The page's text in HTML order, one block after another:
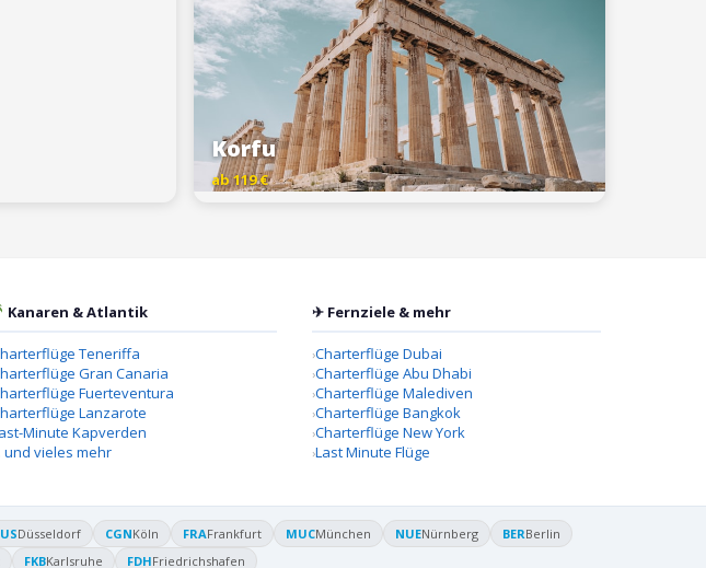
Korfu
ab 119 €
Kanaren & Atlantik
Teneriffa
Gran Canaria
Fuerteventura
Lanzarote
Minute Kapverden
und vieles mehr
✈ Fernziele & mehr
Charterflüge Dubai
Charterflüge Abu Dhabi
Charterflüge Malediven
Charterflüge Bangkok
Charterflüge New York
Last Minute Flüge
Düsseldorf CGNKöln FRAFrankfurt MUCMünchen NUENürnberg BERBerlin
FKBKarlsruhe FDHFriedrichshafen